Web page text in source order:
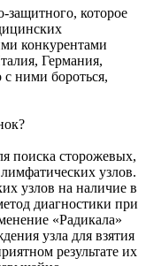
защитного, которое
конкурентами
Германия,
ними бороться,
поиска сторожевых,
узлов.
узлов на наличие в
диагностики при
«Радикала»
узла для взятия
результате их